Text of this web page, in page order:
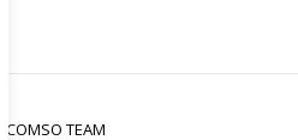
INCOMSO TEAM